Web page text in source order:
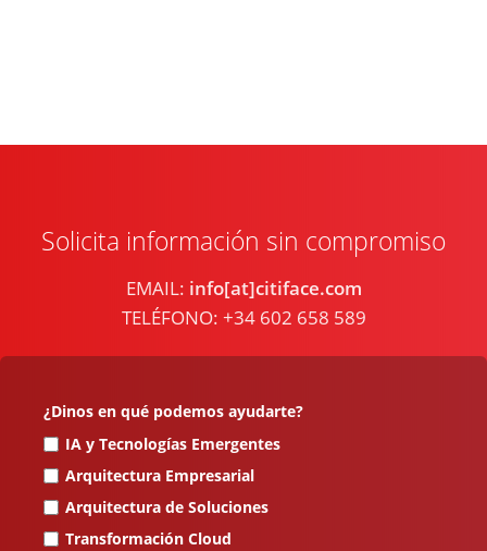
Solicita información sin compromiso
EMAIL: info[at]citiface.com
TELÉFONO: +34 602 658 589
¿Dinos en qué podemos ayudarte?
IA y Tecnologías Emergentes
Arquitectura Empresarial
Arquitectura de Soluciones
Transformación Cloud